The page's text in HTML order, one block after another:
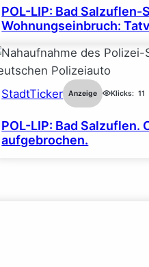
POL-LIP: Bad
Wohnungseinbruch:
StadtTicker Anzeige Klicks: 11
POL-LIP: Bad Salzuflen.
aufgebrochen.